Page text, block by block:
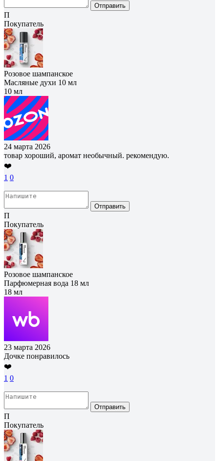
Отправить
П
Покупатель
Розовое шампанское
Масляные духи 10 мл
10 мл
24 марта 2026
товар хороший, аромат необычный. рекомендую.
❤️
1 0
Отправить
П
Покупатель
Розовое шампанское
Парфюмерная вода 18 мл
18 мл
23 марта 2026
Дочке понравилось
❤️
1 0
Отправить
П
Покупатель